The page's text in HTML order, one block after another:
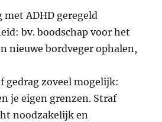
met ADHD geregeld
bv. boodschap voor het
nieuwe bordveger ophalen,
gedrag zoveel mogelijk:
je eigen grenzen. Straf
noodzakelijk en